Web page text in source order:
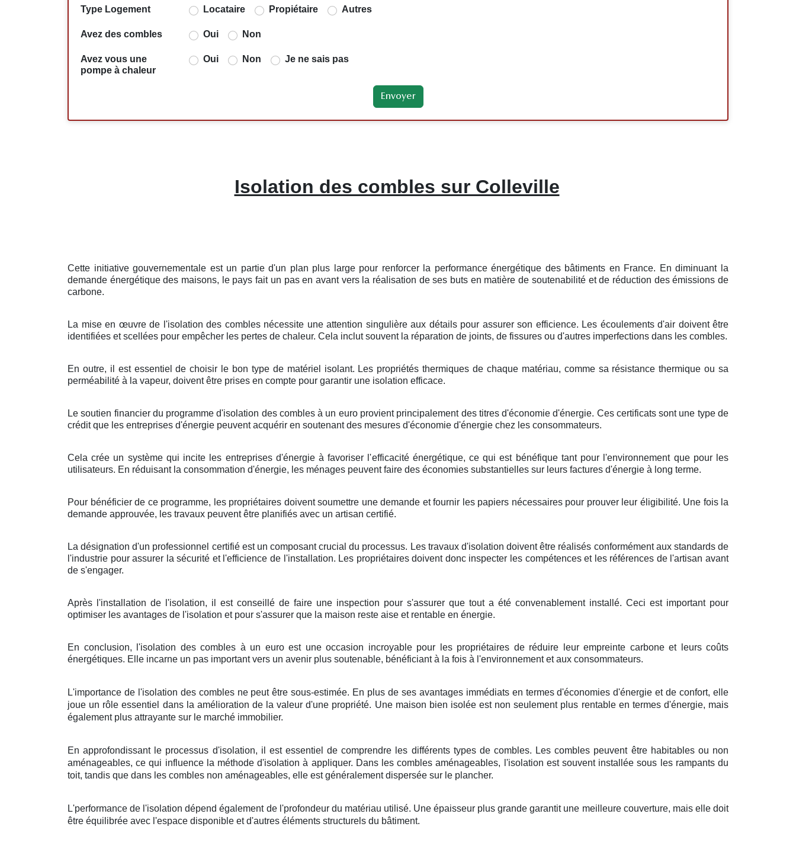
Type Logement Locataire Propiétaire Autres
Avez des combles Oui Non
Avez vous une
pompe à chaleur
Oui Non Je ne sais pas
Isolation des combles sur Colleville
Cette initiative gouvernementale est un partie d'un plan plus large pour renforcer la performance énergétique des bâtiments en France. En diminuant la
demande énergétique des maisons, le pays fait un pas en avant vers la réalisation de ses buts en matière de soutenabilité et de réduction des émissions de
carbone.
La mise en œuvre de l'isolation des combles nécessite une attention singulière aux détails pour assurer son efficience. Les écoulements d'air doivent être
identifiées et scellées pour empêcher les pertes de chaleur. Cela inclut souvent la réparation de joints, de fissures ou d'autres imperfections dans les combles.
En outre, il est essentiel de choisir le bon type de matériel isolant. Les propriétés thermiques de chaque matériau, comme sa résistance thermique ou sa
perméabilité à la vapeur, doivent être prises en compte pour garantir une isolation efficace.
Le soutien financier du programme d'isolation des combles à un euro provient principalement des titres d'économie d'énergie. Ces certificats sont une type de
crédit que les entreprises d'énergie peuvent acquérir en soutenant des mesures d'économie d'énergie chez les consommateurs.
Cela crée un système qui incite les entreprises d'énergie à favoriser l'efficacité énergétique, ce qui est bénéfique tant pour l'environnement que pour les
utilisateurs. En réduisant la consommation d'énergie, les ménages peuvent faire des économies substantielles sur leurs factures d'énergie à long terme.
Pour bénéficier de ce programme, les propriétaires doivent soumettre une demande et fournir les papiers nécessaires pour prouver leur éligibilité. Une fois la
demande approuvée, les travaux peuvent être planifiés avec un artisan certifié.
La désignation d'un professionnel certifié est un composant crucial du processus. Les travaux d'isolation doivent être réalisés conformément aux standards de
l'industrie pour assurer la sécurité et l'efficience de l'installation. Les propriétaires doivent donc inspecter les compétences et les références de l'artisan avant
de s'engager.
Après l'installation de l'isolation, il est conseillé de faire une inspection pour s'assurer que tout a été convenablement installé. Ceci est important pour
optimiser les avantages de l'isolation et pour s'assurer que la maison reste aise et rentable en énergie.
En conclusion, l'isolation des combles à un euro est une occasion incroyable pour les propriétaires de réduire leur empreinte carbone et leurs coûts
énergétiques. Elle incarne un pas important vers un avenir plus soutenable, bénéficiant à la fois à l'environnement et aux consommateurs.
L'importance de l'isolation des combles ne peut être sous-estimée. En plus de ses avantages immédiats en termes d'économies d'énergie et de confort, elle
joue un rôle essentiel dans la amélioration de la valeur d'une propriété. Une maison bien isolée est non seulement plus rentable en termes d'énergie, mais
également plus attrayante sur le marché immobilier.
En approfondissant le processus d'isolation, il est essentiel de comprendre les différents types de combles. Les combles peuvent être habitables ou non
aménageables, ce qui influence la méthode d'isolation à appliquer. Dans les combles aménageables, l'isolation est souvent installée sous les rampants du
toit, tandis que dans les combles non aménageables, elle est généralement dispersée sur le plancher.
L'performance de l'isolation dépend également de l'profondeur du matériau utilisé. Une épaisseur plus grande garantit une meilleure couverture, mais elle doit
être équilibrée avec l'espace disponible et d'autres éléments structurels du bâtiment.